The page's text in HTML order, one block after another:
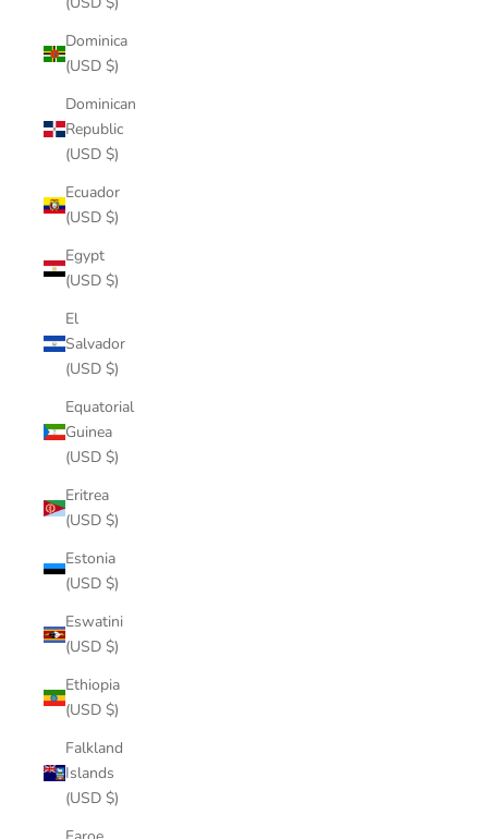
Dominica
(USD $)
Dominican
Republic
(USD $)
Ecuador
(USD $)
Egypt
(USD $)
El
Salvador
(USD $)
Equatorial
Guinea
(USD $)
Eritrea
(USD $)
Estonia
(USD $)
Eswatini
(USD $)
Ethiopia
(USD $)
Falkland
Islands
(USD $)